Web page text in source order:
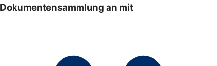
Dokumentensammlung an mit